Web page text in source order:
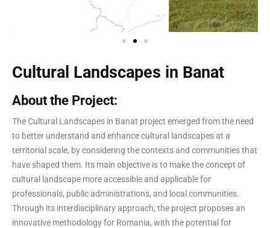
Cultural Landscapes in Banat
About the Project:
The Cultural Landscapes in Banat project emerged from the need
to better understand and enhance cultural landscapes at a
territorial scale, by considering the contexts and communities that
have shaped them. Its main objective is to make the concept of
cultural landscape more accessible and applicable for
professionals, public administrations, and local communities.
Through its interdisciplinary approach, the project proposes an
innovative methodology for Romania, with the potential for